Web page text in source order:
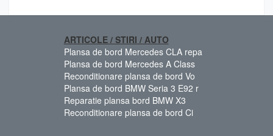
ARTICOLE / STIRI / AUTO
Plansa de bord Mercedes CLA repa
Plansa de bord Mercedes A Class
Reconditionare plansa de bord Vo
Plansa de bord BMW Seria 3 E92 r
Reparatie plansa bord BMW X3
Reconditionare plansa de bord Ci